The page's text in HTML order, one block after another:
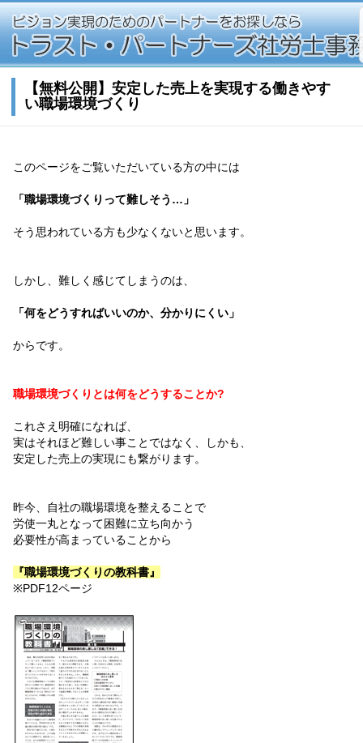
【無料公開】安定した売上を実現する働きやす
い職場環境づくり
このページをご覧いただいている方の中には
「職場環境づくりって難しそう…」
そう思われている方も少なくないと思います。
しかし、難しく感じてしまうのは、
「何をどうすればいいのか、分かりにくい」
からです。
職場環境づくりとは何をどうすることか?
これさえ明確になれば、
実はそれほど難しい事ことではなく、しかも、
安定した売上の実現にも繋がります。
昨今、自社の職場環境を整えることで
労使一丸となって困難に立ち向かう
必要性が高まっていることから
『職場環境づくりの教科書』
※PDF12ページ